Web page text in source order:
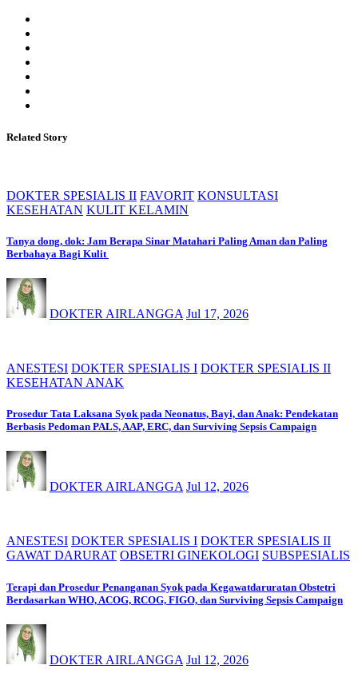
Related Story
DOKTER SPESIALIS II FAVORIT KONSULTASI
KESEHATAN KULIT KELAMIN
Tanya dong, dok: Jam Berapa Sinar Matahari Paling Aman dan Paling
Berbahaya Bagi Kulit
DOKTER AIRLANGGA Jul 17, 2026
ANESTESI DOKTER SPESIALIS I DOKTER SPESIALIS II
KESEHATAN ANAK
Prosedur Tata Laksana Syok pada Neonatus, Bayi, dan Anak: Pendekatan
Berbasis Pedoman PALS, AAP, ERC, dan Surviving Sepsis Campaign
DOKTER AIRLANGGA Jul 12, 2026
ANESTESI DOKTER SPESIALIS I DOKTER SPESIALIS II
GAWAT DARURAT OBSETRI GINEKOLOGI SUBSPESIALIS
Terapi dan Prosedur Penanganan Syok pada Kegawatdaruratan Obstetri
Berdasarkan WHO, ACOG, RCOG, FIGO, dan Surviving Sepsis Campaign
DOKTER AIRLANGGA Jul 12, 2026